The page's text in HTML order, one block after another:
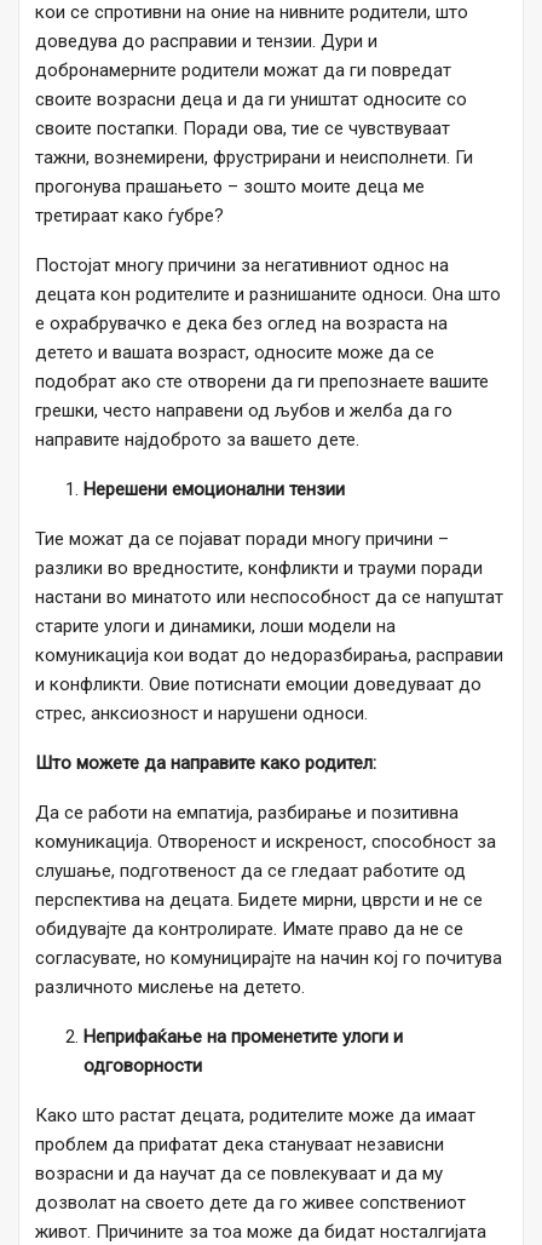
кои се спротивни на оние на нивните родители, што
доведува до расправии и тензии. Дури и
добронамерните родители можат да ги повредат
своите возрасни деца и да ги уништат односите со
своите постапки. Поради ова, тие се чувствуваат
тажни, вознемирени, фрустрирани и неисполнети. Ги
прогонува прашањето – зошто моите деца ме
третираат како ѓубре?
Постојат многу причини за негативниот однос на
децата кон родителите и разнишаните односи. Она што
е охрабрувачко е дека без оглед на возраста на
детето и вашата возраст, односите може да се
подобрат ако сте отворени да ги препознаете вашите
грешки, често направени од љубов и желба да го
направите најдоброто за вашето дете.
Нерешени емоционални тензии
Тие можат да се појават поради многу причини –
разлики во вредностите, конфликти и трауми поради
настани во минатото или неспособност да се напуштат
старите улоги и динамики, лоши модели на
комуникација кои водат до недоразбирања, расправии
и конфликти. Овие потиснати емоции доведуваат до
стрес, анксиозност и нарушени односи.
Што можете да направите како родител:
Да се ​​работи на емпатија, разбирање и позитивна
комуникација. Отвореност и искреност, способност за
слушање, подготвеност да се гледаат работите од
перспектива на децата. Бидете мирни, цврсти и не се
обидувајте да контролирате. Имате право да не се
согласувате, но комуницирајте на начин кој го почитува
различното мислење на детето.
Неприфаќање на променетите улоги и
одговорности
Како што растат децата, родителите може да имаат
проблем да прифатат дека стануваат независни
возрасни и да научат да се повлекуваат и да му
дозволат на своето дете да го живее сопствениот
живот. Причините за тоа може да бидат носталгијата